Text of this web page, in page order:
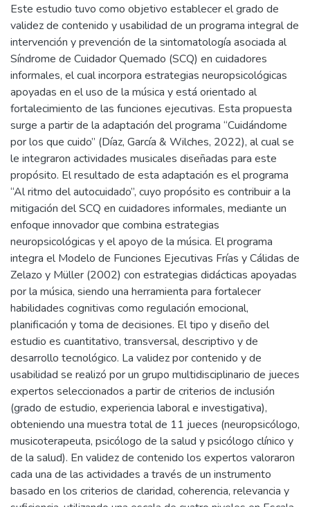
Este estudio tuvo como objetivo establecer el grado de
validez de contenido y usabilidad de un programa integral de
intervención y prevención de la sintomatología asociada al
Síndrome de Cuidador Quemado (SCQ) en cuidadores
informales, el cual incorpora estrategias neuropsicológicas
apoyadas en el uso de la música y está orientado al
fortalecimiento de las funciones ejecutivas. Esta propuesta
surge a partir de la adaptación del programa “Cuidándome
por los que cuido” (Díaz, García & Wilches, 2022), al cual se
le integraron actividades musicales diseñadas para este
propósito. El resultado de esta adaptación es el programa
“Al ritmo del autocuidado”, cuyo propósito es contribuir a la
mitigación del SCQ en cuidadores informales, mediante un
enfoque innovador que combina estrategias
neuropsicológicas y el apoyo de la música. El programa
integra el Modelo de Funciones Ejecutivas Frías y Cálidas de
Zelazo y Müller (2002) con estrategias didácticas apoyadas
por la música, siendo una herramienta para fortalecer
habilidades cognitivas como regulación emocional,
planificación y toma de decisiones. El tipo y diseño del
estudio es cuantitativo, transversal, descriptivo y de
desarrollo tecnológico. La validez por contenido y de
usabilidad se realizó por un grupo multidisciplinario de jueces
expertos seleccionados a partir de criterios de inclusión
(grado de estudio, experiencia laboral e investigativa),
obteniendo una muestra total de 11 jueces (neuropsicólogo,
musicoterapeuta, psicólogo de la salud y psicólogo clínico y
de la salud). En validez de contenido los expertos valoraron
cada una de las actividades a través de un instrumento
basado en los criterios de claridad, coherencia, relevancia y